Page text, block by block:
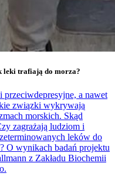
leki trafiają do morza?
a nawet
związki wykrywają
morskich. Skąd
zagrażają ludziom i
leków do
O wynikach badań projektu
z Zakładu Biochemii